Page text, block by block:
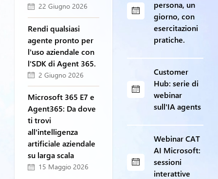
22 Giugno 2026
Rendi qualsiasi
agente pronto per
l'uso aziendale con
l'SDK di Agent 365.
2 Giugno 2026
Microsoft 365 E7 e
Agent365: Da dove
ti trovi
all'intelligenza
artificiale aziendale
su larga scala
15 Maggio 2026
persona, un
giorno, con
esercitazioni
pratiche.
Customer
Hub: serie di
webinar
sull'IA agents
Webinar CAT
AI Microsoft:
sessioni
interattive